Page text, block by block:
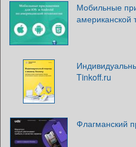
Мобильные
американской
Tinkoff.ru
Флагманский